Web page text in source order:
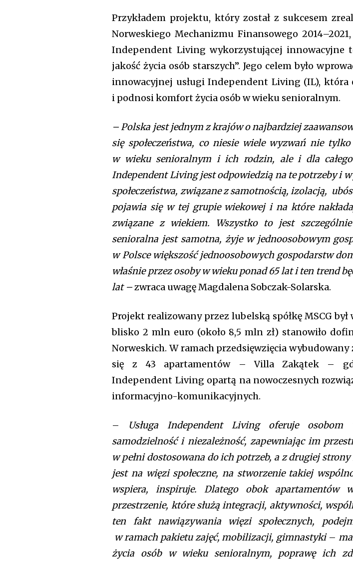
tiktok=”#” manual_count_tiktok=”32214″ f_network_font_family=”tt-primary-
tdc_css=”eyJhbGwiOnsibWFyZ2luLWJvdHRvbSI6IjAiLCJkaXNwbGF5IjoiIn19″]
Przykładem projektu, który został z sukcesem
Norweskiego Mechanizmu Finansowego
Independent Living wykorzystującej innowacyjne
jakość życia osób starszych”. Jego celem było
innowacyjnej usługi Independent Living (IL), która
i podnosi komfort życia osób w wieku senioralnym.
– Polska jest jednym z krajów o najbardziej
się społeczeństwa, co niesie wiele wyzwań nie
w wieku senioralnym i ich rodzin, ale i dla całego
Independent Living jest odpowiedzią na te potrzeby i
społeczeństwa, związane z samotnością, izolacją,
pojawia się w tej grupie wiekowej i na które
związane z wiekiem. Wszystko to jest
senioralna jest samotna, żyje w jednoosobowym
w Polsce większość jednoosobowych gospodarstw
właśnie przez osoby w wieku ponad 65 lat i ten trend
lat –zwraca uwagę Magdalena Sobczak-Solarska.
Projekt realizowany przez lubelską spółkę MSCG był
blisko 2 mln euro (około 8,5 mln zł) stanowiło
Norweskich. W ramach przedsięwzięcia wybudowany
się z 43 apartamentów – Villa Zakątek –
Independent Living opartą na nowoczesnych
informacyjno-komunikacyjnych.
–
Usługa Independent Living oferuje
samodzielność i niezależność, zapewniając im
w pełni dostosowana do ich potrzeb, a z drugiej
jest na więzi społeczne, na stworzenie takiej
wspiera, inspiruje. Dlatego obok
przestrzenie, które służą integracji, aktywności,
ten fakt nawiązywania więzi społecznych,
w ramach pakietu zajęć, mobilizacji, gimnastyki –
życia osób w wieku senioralnym, poprawę ich